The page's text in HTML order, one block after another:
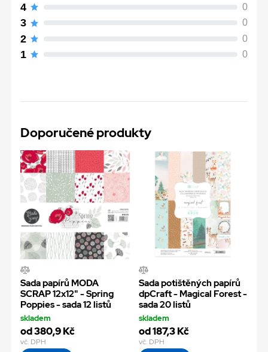
4 0
3 0
2 0
1 0
Doporučené produkty
Sada papírů MODA
SCRAP 12x12" - Spring
Poppies - sada 12 listů
skladem
od 380,9 Kč
vč. DPH
Sada potištěných papírů
dpCraft - Magical Forest -
sada 20 listů
skladem
od 187,3 Kč
vč. DPH